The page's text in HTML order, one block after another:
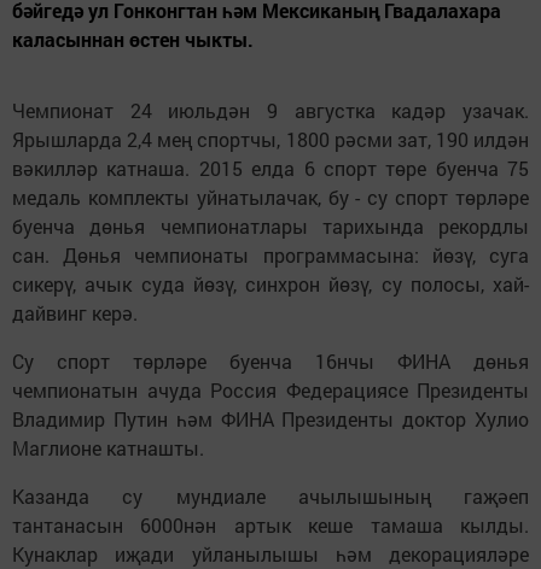
бәйгедә ул Гонконгтан һәм Мексиканың Гвадалахара
каласыннан ѳстен чыкты.
Чемпионат 24 июльдән 9 августка кадәр узачак.
Ярышларда 2,4 мең спортчы, 1800 рәсми зат, 190 илдән
вәкилләр катнаша. 2015 елда 6 спорт төре буенча 75
медаль комплекты уйнатылачак, бу - су спорт төрләре
буенча дөнья чемпионатлары тарихында рекордлы
сан. Дөнья чемпионаты программасына: йөзү, суга
сикерү, ачык суда йөзү, синхрон йөзү, су полосы, хай-
дайвинг керә.
Су спорт төрләре буенча 16нчы ФИНА дөнья
чемпионатын ачуда Россия Федерациясе Президенты
Владимир Путин һәм ФИНА Президенты доктор Хулио
Маглионе катнашты.
Казанда су мундиале ачылышының гаҗәеп
тантанасын 6000нән артык кеше тамаша кылды.
Кунаклар иҗади уйланылышы һәм декорацияләре